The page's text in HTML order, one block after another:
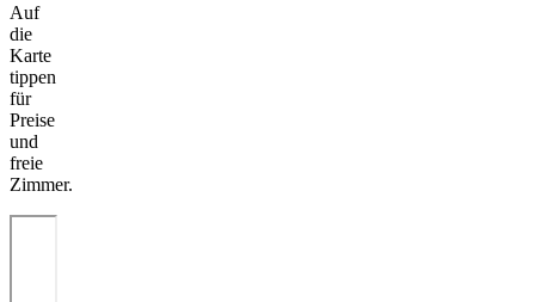
Auf
die
Karte
tippen
für
Preise
und
freie
Zimmer.